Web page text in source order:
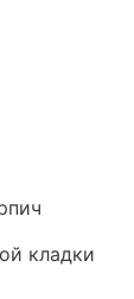
кладки